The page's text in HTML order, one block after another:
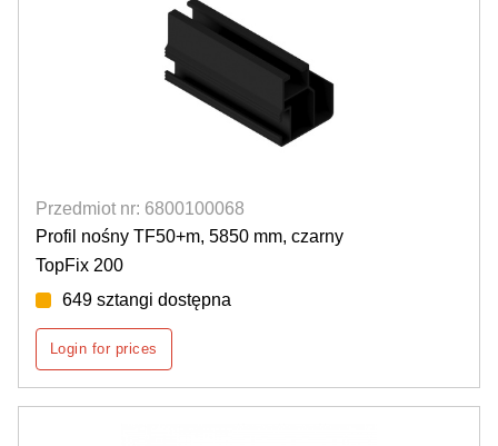
Przedmiot nr: 6800100068
Profil nośny TF50+m, 5850 mm, czarny
TopFix 200
649 sztangi dostępna
Login for prices